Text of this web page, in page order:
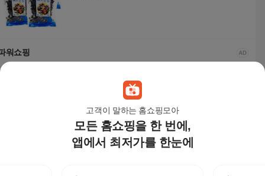
고객이 말하는 홈쇼핑모아
모든 홈쇼핑을 한 번에,
앱에서 최저가를 한눈에
워쇼핑